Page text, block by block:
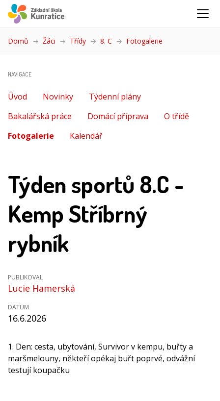
Domů Žáci Třídy 8. C Fotogalerie
NAVIGACE
Úvod Novinky
Týdenní plány
Bakalářská práce
Domácí příprava
O třídě
Fotogalerie (aktuální)
Kalendář
Týden sportů 8.C -
Kemp Stříbrný
rybník
PUBLIKOVAL
Lucie Hamerská
DATUM
16.6.2026
1. Den: cesta, ubytování, Survivor v kempu, buřty a
maršmelouny, někteří opékaj buřt poprvé, odvážní
testují koupačku